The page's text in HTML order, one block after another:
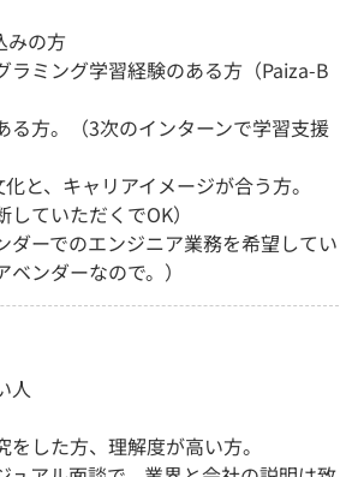
みの方
ラミング学習経験のある方（Paiza-B
る方。（3次のインターンで学習支援
と、キャリアイメージが合う方。
していただくでOK）
ダーでのエンジニア業務を希望してい
ンダーなので。）
人
した方、理解度が高い方。